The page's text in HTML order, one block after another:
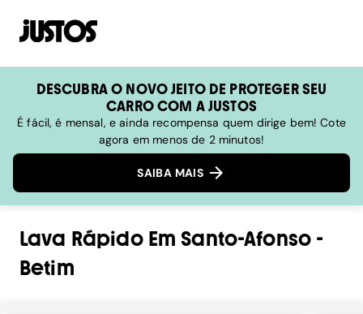
DESCUBRA O NOVO JEITO DE PROTEGER SEU
CARRO COM A JUSTOS
É fácil, é mensal, e ainda recompensa quem dirige bem! Cote
agora em menos de 2 minutos!
SAIBA MAIS
Lava RápidoEm Santo-Afonso -
Betim